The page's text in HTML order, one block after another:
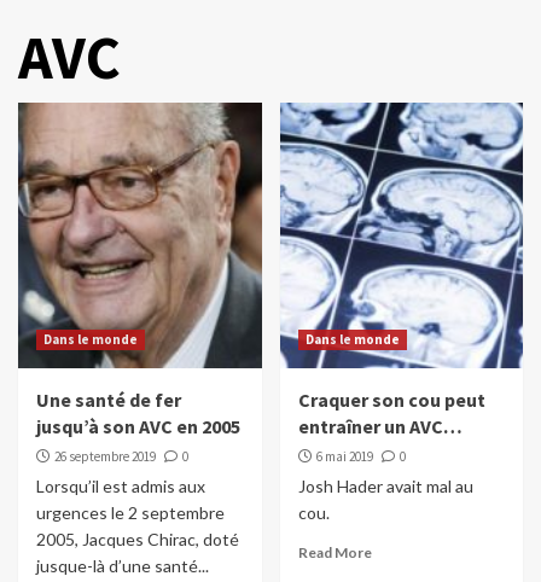
AVC
Dans le monde
Une santé de fer
jusqu’à son AVC en 2005
26 septembre 2019 0
Lorsqu’il est admis aux
urgences le 2 septembre
2005, Jacques Chirac, doté
jusque-là d’une santé...
Dans le monde
Craquer son cou peut
entraîner un AVC…
6 mai 2019 0
Josh Hader avait mal au
cou.
Read More